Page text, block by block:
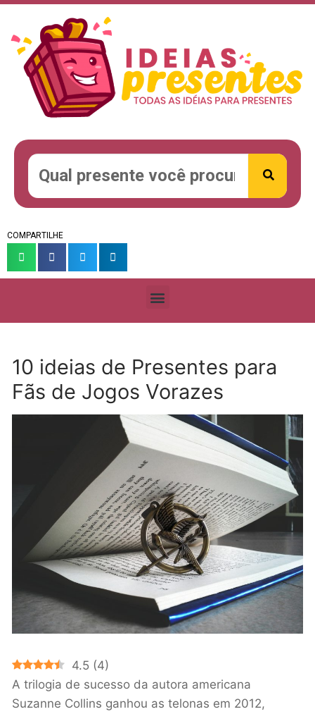
COMPARTILHE
10 ideias de Presentes para
Fãs de Jogos Vorazes
4.5 (4)
A trilogia de sucesso da autora americana
Suzanne Collins ganhou as telonas em 2012,